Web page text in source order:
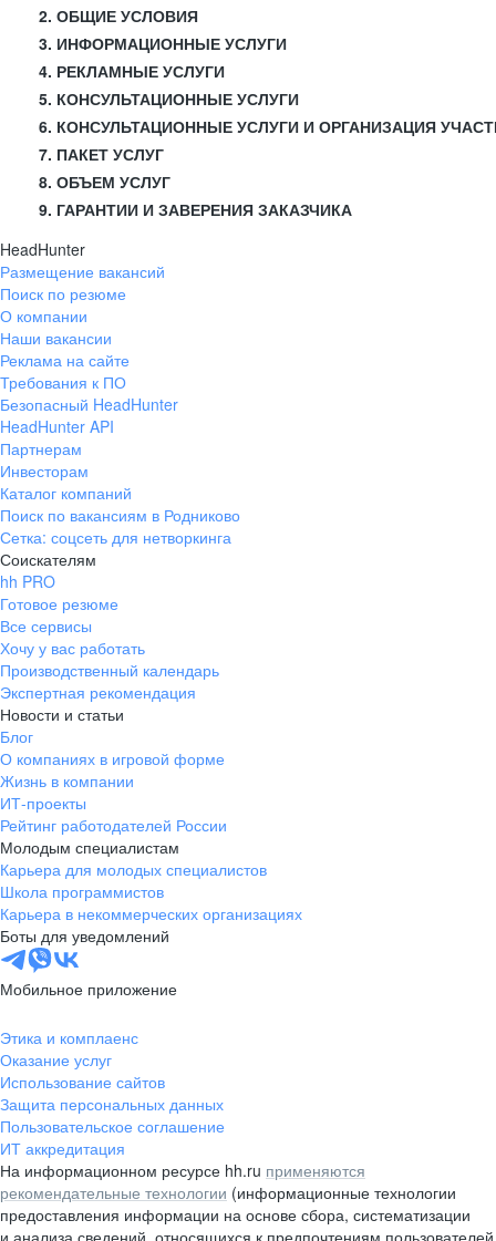
2. ОБЩИЕ УСЛОВИЯ
3. ИНФОРМАЦИОННЫЕ УСЛУГИ
4. РЕКЛАМНЫЕ УСЛУГИ
5. КОНСУЛЬТАЦИОННЫЕ УСЛУГИ
6. КОНСУЛЬТАЦИОННЫЕ УСЛУГИ И ОРГАНИЗАЦИЯ
7. ПАКЕТ УСЛУГ
8. ОБЪЕМ УСЛУГ
9. ГАРАНТИИ И ЗАВЕРЕНИЯ ЗАКАЗЧИКА
HeadHunter
Размещение вакансий
Поиск по резюме
О компании
Наши вакансии
Реклама на сайте
Требования к ПО
Безопасный HeadHunter
HeadHunter API
Партнерам
Инвесторам
Каталог компаний
Поиск по вакансиям в Родниково
Сетка: соцсеть для нетворкинга
Соискателям
hh PRO
Готовое резюме
Все сервисы
Хочу у вас работать
Производственный календарь
Экспертная рекомендация
Новости и статьи
Блог
О компаниях в игровой форме
Жизнь в компании
ИТ-проекты
Рейтинг работодателей России
Молодым специалистам
Карьера для молодых специалистов
Школа программистов
Карьера в некоммерческих организациях
Боты для уведомлений
Мобильное приложение
Этика и комплаенс
Оказание услуг
Использование сайтов
Защита персональных данных
Пользовательское соглашение
ИТ аккредитация
На информационном ресурсе hh.ru применяются
рекомендательные технологии (информационные технологии
предоставления информации на основе сбора, систематизации
и анализа сведений, относящихся к предпочтениям пользователей